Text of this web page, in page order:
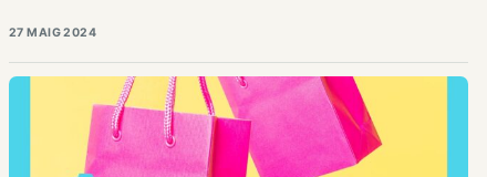
meteorològiques. Avui, commemorant el Dia Internacional
d’Acció per a la salut de les Dones, s’ha pogut…
27 MAIG 2024